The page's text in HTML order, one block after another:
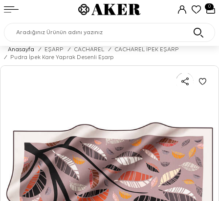
0
Anasayfa / EŞARP / CACHAREL /
CACHAREL İPEK EŞARP
/
Pudra İpek Kare Yaprak Desenli Eşarp